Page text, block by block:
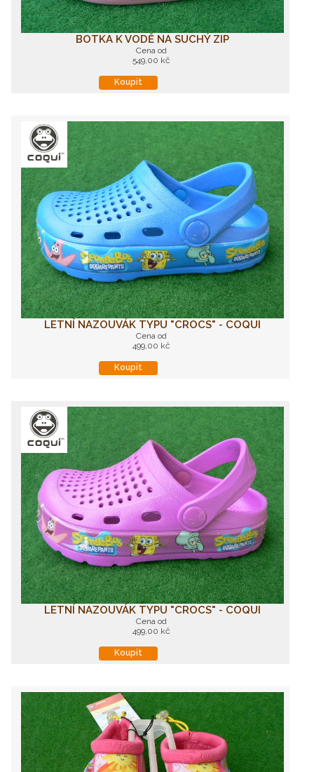
BOTKA K VODĚ NA SUCHÝ ZIP
Cena od
549,00 kč
Koupit
LETNÍ NAZOUVÁK TYPU "CROCS" - COQUI
Cena od
499,00 kč
Koupit
LETNÍ NAZOUVÁK TYPU "CROCS" - COQUI
Cena od
499,00 kč
Koupit